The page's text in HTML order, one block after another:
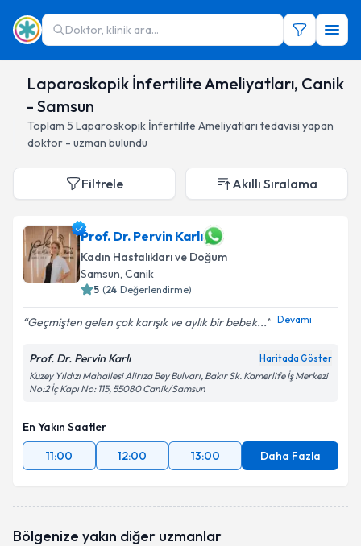
Doktor, klinik ara...
Laparoskopik İnfertilite Ameliyatları, Canik
- Samsun
Toplam 5 Laparoskopik İnfertilite Ameliyatları tedavisi yapan
doktor - uzman bulundu
Filtrele Akıllı Sıralama
Prof. Dr. Pervin Karlı
Kadın Hastalıkları ve Doğum
Samsun, Canik
5 (24 Değerlendirme)
Geçmişten gelen çok karışık ve aylık bir bebek... Devamı
Prof. Dr. Pervin Karlı Haritada Göster
Kuzey Yıldızı Mahallesi Alirıza Bey Bulvarı, Bakır Sk. Kamerlife İş Merkezi
No:2 İç Kapı No: 115, 55080 Canik/Samsun
En Yakın Saatler
11:00
12:00 13:00 Daha Fazla
Bölgenize yakın diğer uzmanlar